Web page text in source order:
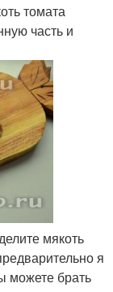
томата
часть и
мякоть
я
можете брать